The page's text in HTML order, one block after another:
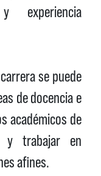
experiencia
se puede
de docencia e
académicos de
y trabajar en
afines.